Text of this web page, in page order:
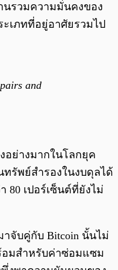
านรวมความมั่นคงของ
เภทที่อยู่อาศัยรวมไป
and
อย่างมากในโลกยุค
ทรัพย์สำรองในงบดุลได้
80 เปอร์เซ็นต์ที่ยังไม่
จับคู่กับ Bitcoin นั้นไม่
อมสำหรับค่าซ่อมแซม